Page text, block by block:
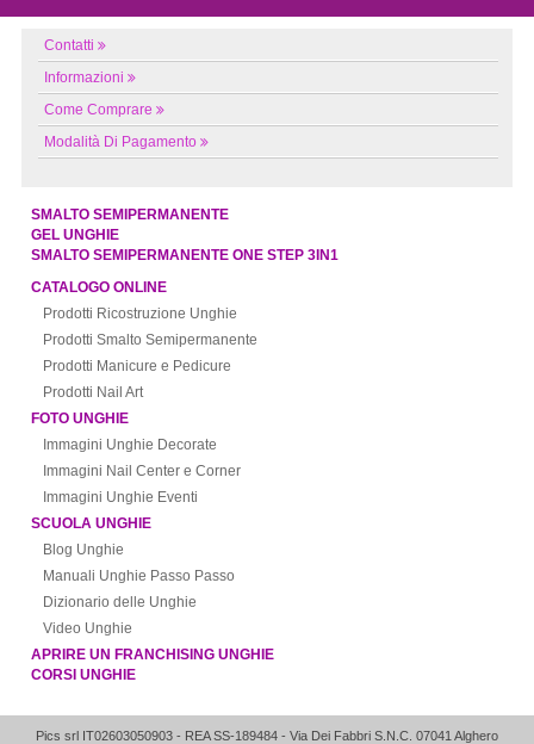
Contatti
Informazioni
Come Comprare
Modalità Di Pagamento
SMALTO SEMIPERMANENTE
GEL UNGHIE
SMALTO SEMIPERMANENTE ONE STEP 3IN1
CATALOGO ONLINE
Prodotti Ricostruzione Unghie
Prodotti Smalto Semipermanente
Prodotti Manicure e Pedicure
Prodotti Nail Art
FOTO UNGHIE
Immagini Unghie Decorate
Immagini Nail Center e Corner
Immagini Unghie Eventi
SCUOLA UNGHIE
Blog Unghie
Manuali Unghie Passo Passo
Dizionario delle Unghie
Video Unghie
APRIRE UN FRANCHISING UNGHIE
CORSI UNGHIE
Pics srl IT02603050903 - REA SS-189484 - Via Dei Fabbri S.N.C. 07041Alghero